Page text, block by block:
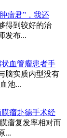
瘤君”，我还
得到较好的治
发布...
血管瘤患者手
脑实质内型没有
池...
瘤赴德手术经
瘤复发率相对而
...